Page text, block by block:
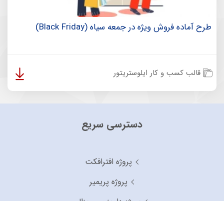
طرح آماده فروش ویژه در جمعه سیاه (Black Friday)
قالب کسب و کار ایلوستریتور
دسترسی سریع
پروژه افترافکت
پروژه پریمیر